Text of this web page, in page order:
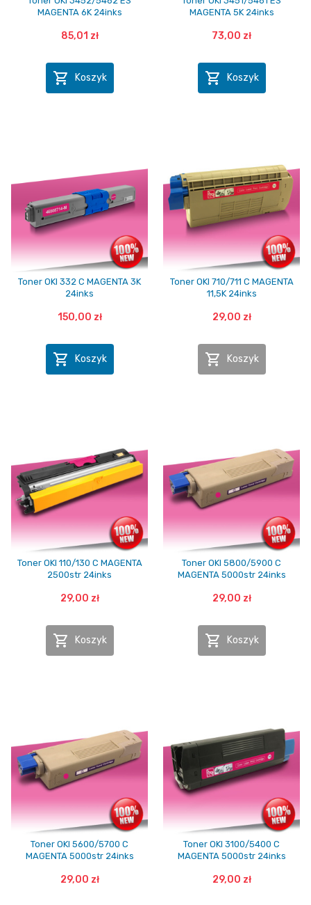
MAGENTA 6K 24inks
85,01 zł
 Koszyk
MAGENTA 5K 24inks
73,00 zł
 Koszyk
Toner OKI 332 C MAGENTA 3K
24inks
150,00 zł
 Koszyk
Toner OKI 710/711 C MAGENTA
11,5K 24inks
29,00 zł
 Koszyk
Toner OKI 110/130 C MAGENTA
2500str 24inks
29,00 zł
 Koszyk
Toner OKI 5800/5900 C
MAGENTA 5000str 24inks
29,00 zł
 Koszyk
Toner OKI 5600/5700 C
MAGENTA 5000str 24inks
29,00 zł
Toner OKI 3100/5400 C
MAGENTA 5000str 24inks
29,00 zł